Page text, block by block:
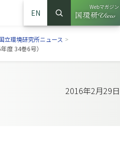
EN
サイト内検索
検索
Webマガジン
（別ウイ
立環境研究所ニュース >
度 34巻6号）
2016年2月29日